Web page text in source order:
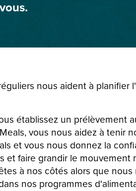
nous aident à
établissez un prélèvement
vous nous aidez à tenir
et vous nous donnez la
et faire grandir le
à nos côtés alors que
nos programmes